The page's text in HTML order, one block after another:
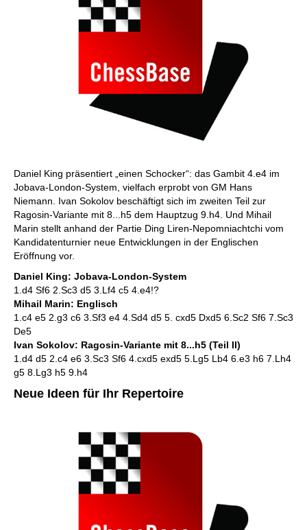
Daniel King präsentiert „einen Schocker“: das Gambit 4.e4 im
Jobava-London-System, vielfach erprobt von GM Hans
Niemann. Ivan Sokolov beschäftigt sich im zweiten Teil zur
Ragosin-Variante mit 8...h5 dem Hauptzug 9.h4. Und Mihail
Marin stellt anhand der Partie Ding Liren-Nepomniachtchi vom
Kandidatenturnier neue Entwicklungen in der Englischen
Eröffnung vor.
Daniel King: Jobava-London-System
1.d4 Sf6 2.Sc3 d5 3.Lf4 c5 4.e4!?
Mihail Marin: Englisch
1.c4 e5 2.g3 c6 3.Sf3 e4 4.Sd4 d5 5. cxd5 Dxd5 6.Sc2 Sf6 7.Sc3
De5
Ivan Sokolov: Ragosin-Variante mit 8...h5 (Teil II)
1.d4 d5 2.c4 e6 3.Sc3 Sf6 4.cxd5 exd5 5.Lg5 Lb4 6.e3 h6 7.Lh4
g5 8.Lg3 h5 9.h4
Neue Ideen für Ihr Repertoire